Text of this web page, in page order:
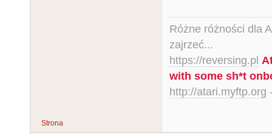
Różne różności dla
zajrzeć...
https://reversing.pl
with some sh*t
http://atari.myftp.org
Strona